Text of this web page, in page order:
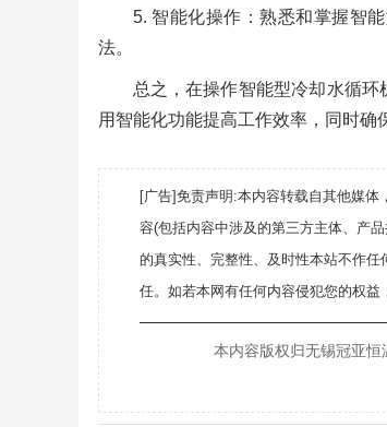
5. 智能化操作：熟悉和掌握智
法。
总之，在操作智能型冷却水循
用智能化功能提高工作效率，同时确
[广告]免责声明:本内容转载自其他媒
容(包括内容中涉及的第三方主体、产
的真实性、完整性、及时性本站不作
任。如若本网有任何内容侵犯您的权益
本内容版权归无锡冠亚恒